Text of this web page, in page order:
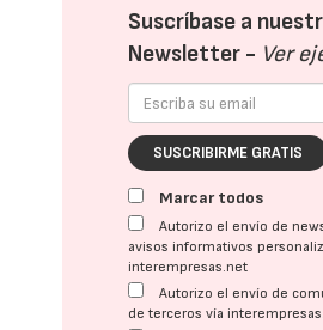
Suscríbase a
Newsletter - Ver
SUSCRIBIRME GRATIS
Marcar todos
Autorizo el envío de
avisos informativos
interempresas.net
Autorizo el envío de
de terceros vía